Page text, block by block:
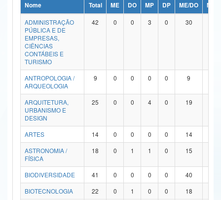
Ministério da Ciência, Tecnologia, Inovações e Comunicações
Ministério do Meio Ambiente
Ministério do Turismo
Ministério do Desenvolvimento Regional
Controladoria-Geral da União
Ministério da Mulher, da Família e dos Direitos Humanos
Secretaria de Governo
Advocacia-Geral da União
Nome Total ME DO MP DP ME/DO
MP/
ADMINISTRAÇÃO
PÚBLICA E DE
EMPRESAS,
CIÊNCIAS
CONTÁBEIS E
TURISMO
42 0 0 3 0 30
ANTROPOLOGIA /
ARQUEOLOGIA
9 0 0 0 0 9
ARQUITETURA,
URBANISMO E
DESIGN
25 0 0 4 0 19
ARTES 14 0 0 0 0 14
ASTRONOMIA /
FÍSICA
18 0 1 1 0 15
BIODIVERSIDADE 41 0 0 0 0 40
BIOTECNOLOGIA
22 0 1 0 0 18